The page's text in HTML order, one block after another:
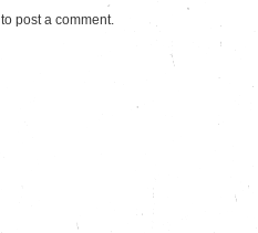
to post a comment.